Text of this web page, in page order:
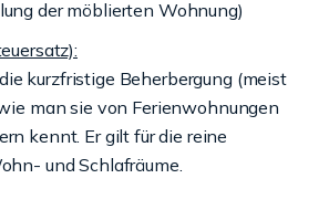
der möblierten Wohnung)
kurzfristige Beherbergung (meist
man sie von Ferienwohnungen
kennt. Er gilt für die reine
und Schlafräume.